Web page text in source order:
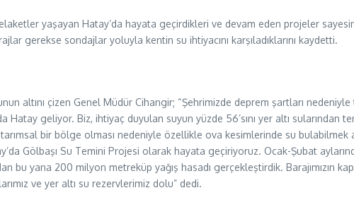
yaşayan Hatay’da hayata geçirdikleri ve devam eden projeler
gerekse sondajlar yoluyla kentin su ihtiyacını karşıladıklarını kaydetti.
altını çizen Genel Müdür Cihangir; “Şehrimizde deprem şartları
geliyor. Biz, ihtiyaç duyulan suyun yüzde 56’sını yer altı sularından
bir bölge olması nedeniyle özellikle ova kesimlerinde su
Gölbaşı Su Temini Projesi olarak hayata geçiriyoruz. Ocak-Şubat
bu yana 200 milyon metreküp yağış hasadı gerçekleştirdik. Barajımızın
ve yer altı su rezervlerimiz dolu” dedi.